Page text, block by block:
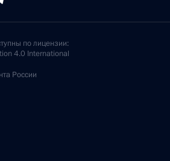
по лицензии:
4.0 International
России